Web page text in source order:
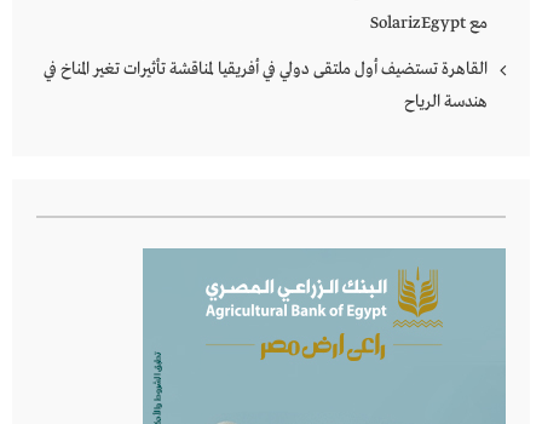
مع SolarizEgypt
القاهرة تستضيف أول ملتقى دولي في أفريقيا لمناقشة تأثيرات تغير المناخ في
هندسة الرياح